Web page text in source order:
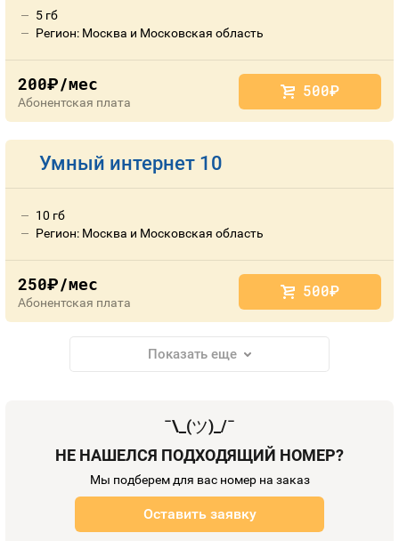
5 гб
Регион: Москва и Московская область
200руб./мес
Абонентская плата
500руб.
Умный интернет 10
10 гб
Регион: Москва и Московская область
250руб./мес
Абонентская плата
500руб.
Показать еще
¯\_(ツ)_/¯
НЕ НАШЕЛСЯ ПОДХОДЯЩИЙ НОМЕР?
Мы подберем для вас номер на заказ
Оставить заявку